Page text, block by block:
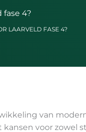
4?
LAARVELD FASE 4?
van
voor zowel